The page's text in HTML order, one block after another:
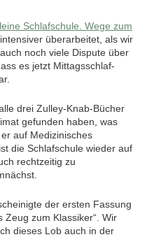
Schlafschule. Wege zum
überarbeitet, als wir
noch viele Dispute über
es jetzt Mittagsschlaf-
drei Zulley-Knab-Bücher
gefunden haben, was
auf Medizinisches
die Schlafschule wieder auf
rechtzeitig zu
der ersten Fassung
Zeug zum Klassiker“. Wir
dieses Lob auch in der